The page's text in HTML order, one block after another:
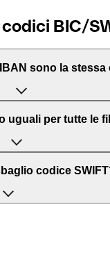
BIC/
sono la
per “Society for
“Bank Identifier
uguali per tutte le
In alcuni casi le
fa riferimento
codice
a un
un codice